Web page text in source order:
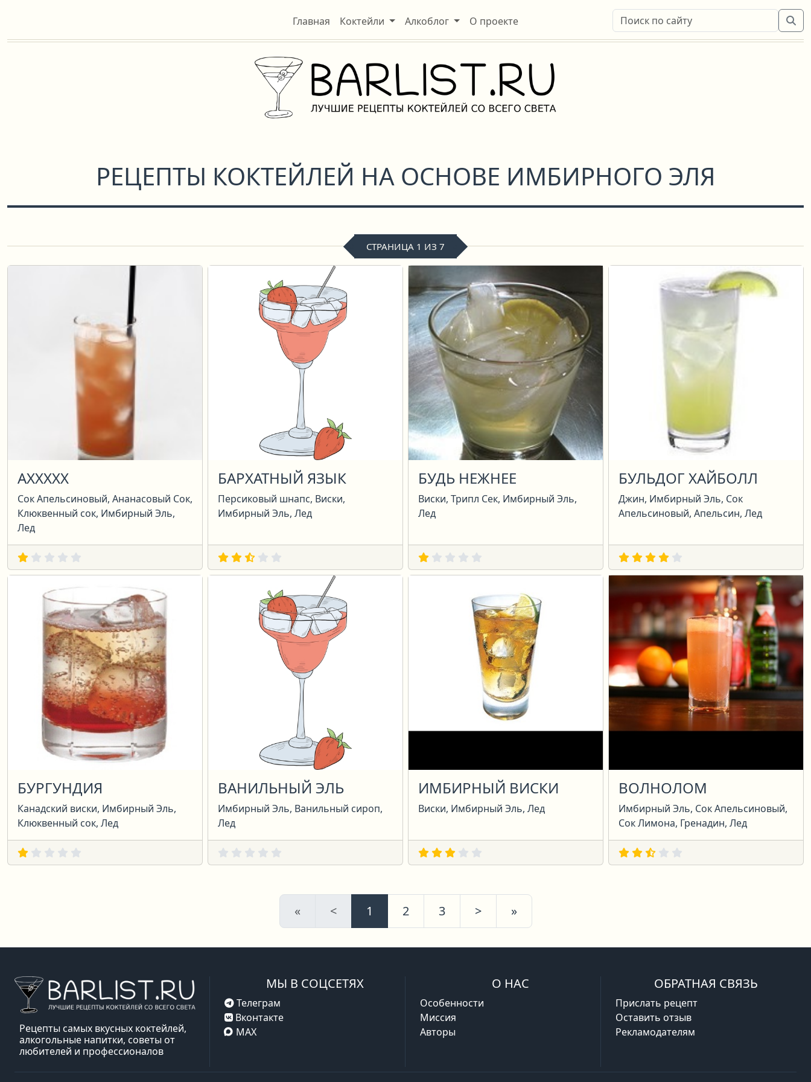
Главная Коктейли Алкоблог О проекте
РЕЦЕПТЫ КОКТЕЙЛЕЙ НА ОСНОВЕ ИМБИРНОГО ЭЛЯ
СТРАНИЦА 1 ИЗ 7
АХХХХХ
Сок Апельсиновый, Ананасовый Сок,
Клюквенный сок, Имбирный Эль,
Лед
БАРХАТНЫЙ ЯЗЫК
Персиковый шнапс, Виски,
Имбирный Эль, Лед
БУДЬ НЕЖНЕЕ
Виски, Трипл Сек, Имбирный Эль,
Лед
БУЛЬДОГ ХАЙБОЛЛ
Джин, Имбирный Эль, Сок
Апельсиновый, Апельсин, Лед
БУРГУНДИЯ
Канадский виски, Имбирный Эль,
Клюквенный сок, Лед
ВАНИЛЬНЫЙ ЭЛЬ
Имбирный Эль, Ванильный сироп,
Лед
ИМБИРНЫЙ ВИСКИ
Виски, Имбирный Эль, Лед
ВОЛНОЛОМ
Имбирный Эль, Сок Апельсиновый,
Сок Лимона, Гренадин, Лед
«Первая
<Предыдущая
1 2 3 >Следующая
»Последняя
Рецепты самых вкусных коктейлей,
алкогольные напитки, советы от
любителей и профессионалов
МЫ В СОЦСЕТЯХ
Телеграм
Вконтакте
MAX
О НАС
Особенности
Миссия
Авторы
ОБРАТНАЯ СВЯЗЬ
Прислать рецепт
Оставить отзыв
Рекламодателям